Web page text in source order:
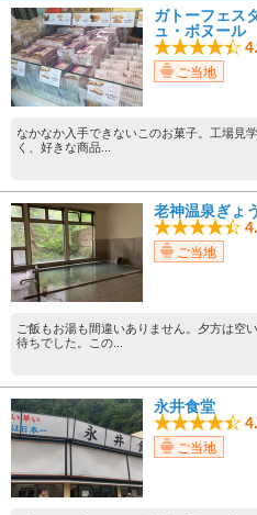
ガトーフェス
ュ・ボヌール
ご当地
なかなか入手できないこのお菓子。工場見
く、好きな商品...
老神温泉ぎょ
ご当地
ご飯もお湯も間違いありません。夕方は空
待ちでした。この...
永井食堂
ご当地